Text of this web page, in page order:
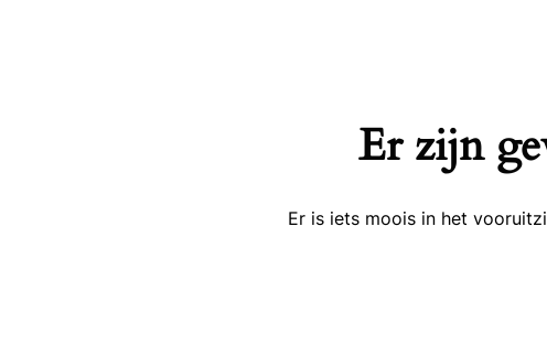
Er zijn
Er is iets moois in het